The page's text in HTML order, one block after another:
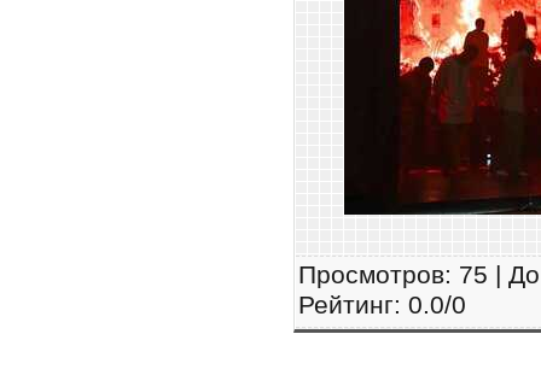
Просмотров: 75 |
Рейтинг: 0.0/0